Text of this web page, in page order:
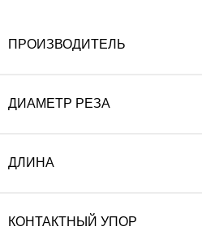
ПРОИЗВОДИТЕЛЬ
ДИАМЕТР РЕЗА
ДЛИНА
КОНТАКТНЫЙ УПОР